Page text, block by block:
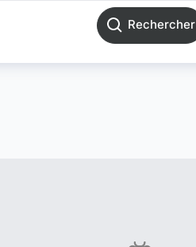
Rechercher